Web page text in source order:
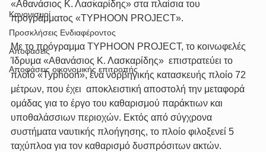
Κανονισμοί
Προσκλήσεις Ενδιαφέροντος
Αποφάσεις
Αποφάσεις οικονομικής επιτροπής
«Αθανάσιος Κ. Λασκαρίδης» στα πλαίσια του
προγράμματος «TYPHOON PROJECT».
Με το πρόγραμμα TYPHOON PROJECT, το κοινωφελές
Ίδρυμα «Αθανάσιος Κ. Λασκαρίδης»  επιστρατεύει το
πλοίο «Typhoon», ένα νορβηγικής κατασκευής πλοίο 72
μέτρων, που έχει  αποκλειστική αποστολή την μεταφορά
ομάδας για το έργο του καθαρισμού παράκτιων και
υποθαλάσσιων περιοχών. Εκτός από σύγχρονα
συστήματα ναυτικής πλοήγησης, το πλοίο φιλοξενεί 5
ταχύπλοα για τον καθαρισμό δυσπρόσιτων ακτών.